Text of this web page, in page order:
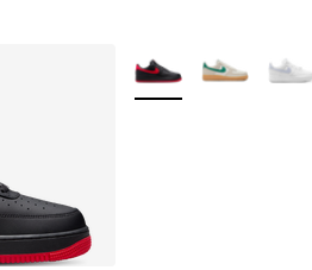
Plus de couleurs